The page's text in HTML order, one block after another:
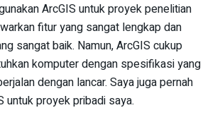
ArcGIS untuk proyek penelitian
fitur yang sangat lengkap dan
sangat baik. Namun, ArcGIS cukup
komputer dengan spesifikasi yang
dengan lancar. Saya juga pernah
untuk proyek pribadi saya.